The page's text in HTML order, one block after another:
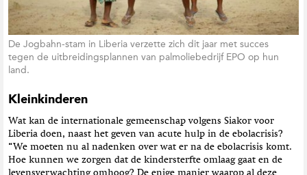
De Jogbahn-stam in Liberia verzette zich dit jaar met succes
tegen de uitbreidingsplannen van palmoliebedrijf EPO op hun
land.
Kleinkinderen
Wat kan de internationale gemeenschap volgens Siakor voor
Liberia doen, naast het geven van acute hulp in de ebolacrisis?
“We moeten nu al nadenken over wat er na de ebolacrisis komt.
Hoe kunnen we zorgen dat de kindersterfte omlaag gaat en de
levensverwachting omhoog? De enige manier waarop al deze